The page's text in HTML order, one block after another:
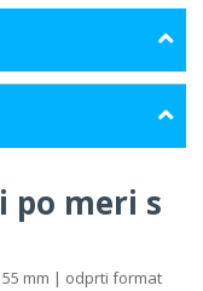
po meri s
mm | odprti format